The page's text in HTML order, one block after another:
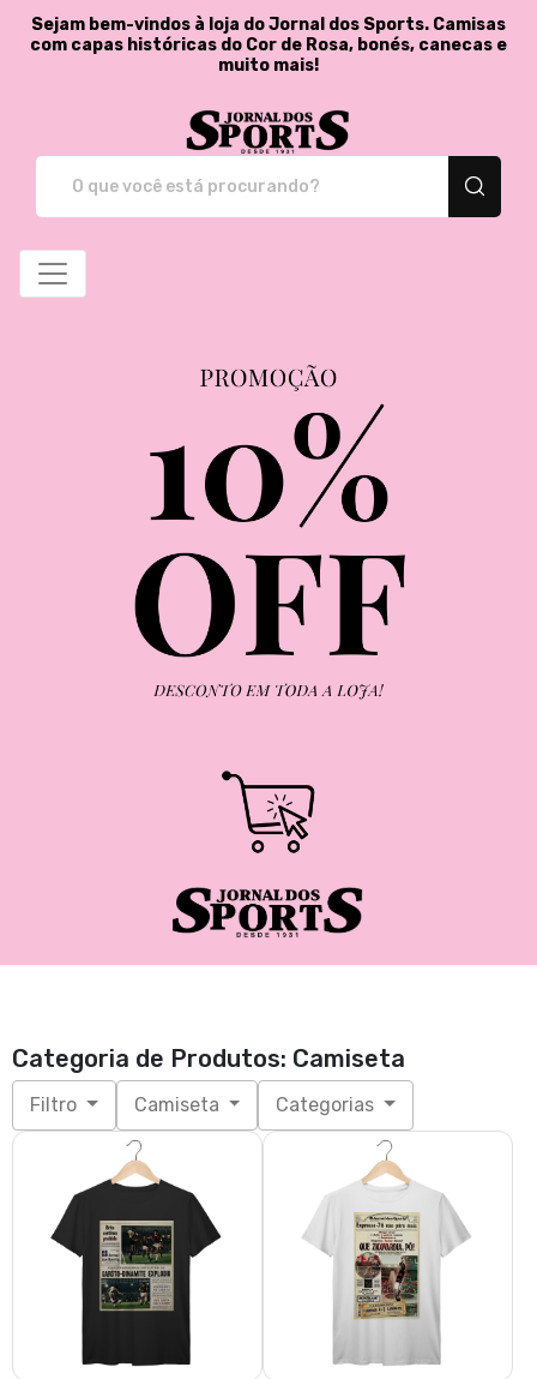
Sejam bem-vindos à loja do Jornal dos Sports. Camisas
com capas históricas do Cor de Rosa, bonés, canecas e
muito mais!
Categoria de Produtos: Camiseta
Filtro Camiseta Categorias